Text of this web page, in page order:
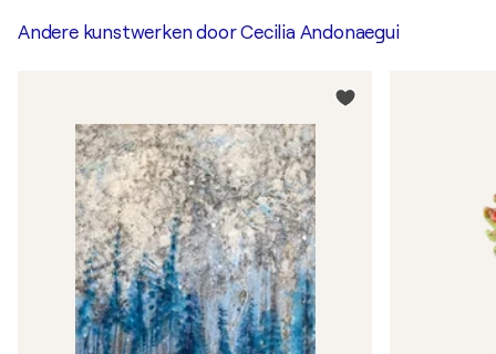
Andere kunstwerken doorCecilia Andonaegui